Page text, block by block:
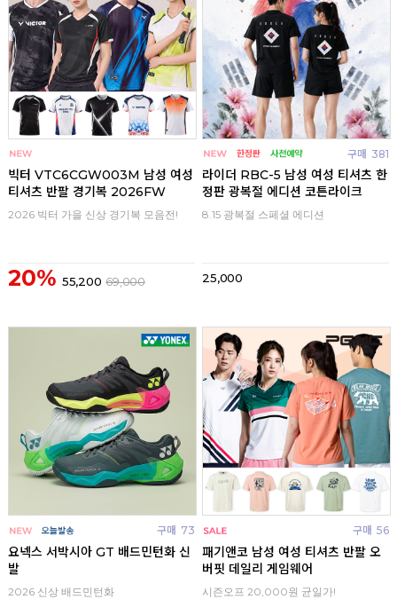
빅터 VTC6CGW003M 남성 여성
티셔츠 반팔 경기복 2026FW
2026 빅터 가을 신상 경기복 모음전!
20% 55,200 69,000
구매 381
라이더 RBC-5 남성 여성 티셔츠 한
정판 광복절 에디션 코튼라이크
8.15 광복절 스페셜 에디션
25,000
구매 73
요넥스 서박시아 GT 배드민턴화 신
발
2026 신상 배드민턴화
구매 56
패기앤코 남성 여성 티셔츠 반팔 오
버핏 데일리 게임웨어
시즌오프 20,000원 균일가!